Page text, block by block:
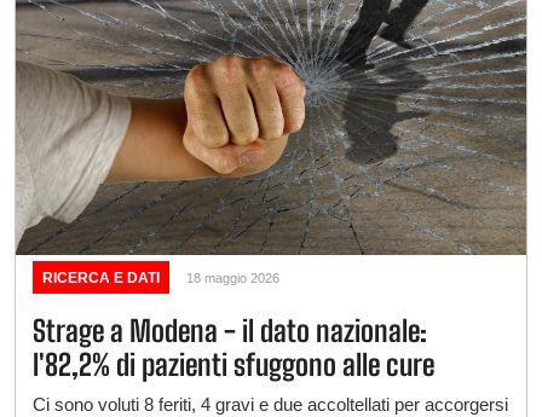
18 maggio 2026
RICERCA E DATI
Strage a Modena - il dato nazionale:
l'82,2% di pazienti sfuggono alle cure
Ci sono voluti 8 feriti, 4 gravi e due accoltellati per accorgersi